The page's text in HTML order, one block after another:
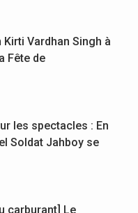
Vardhan Singh à
Fête de
les spectacles : En
Soldat Jahboy se
carburant] Le